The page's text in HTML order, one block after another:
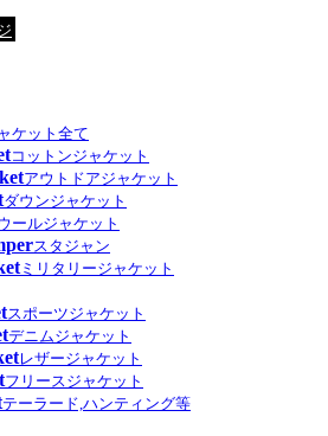
ケット全て
コットンジャケット
アウトドアジャケット
ダウンジャケット
ールジャケット
スタジャン
ミリタリージャケット
スポーツジャケット
デニムジャケット
レザージャケット
フリースジャケット
テーラード,ハンティング等